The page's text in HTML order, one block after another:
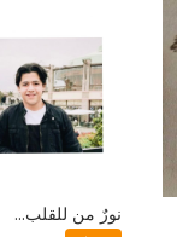
نورٌ من للقلب...